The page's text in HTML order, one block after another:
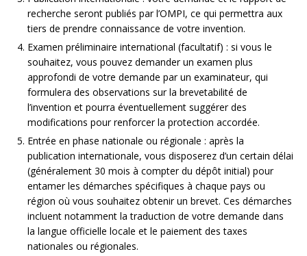
recherche seront publiés par l’OMPI, ce qui permettra aux
tiers de prendre connaissance de votre invention.
Examen préliminaire international (facultatif) : si vous le
souhaitez, vous pouvez demander un examen plus
approfondi de votre demande par un examinateur, qui
formulera des observations sur la brevetabilité de
l’invention et pourra éventuellement suggérer des
modifications pour renforcer la protection accordée.
Entrée en phase nationale ou régionale : après la
publication internationale, vous disposerez d’un certain délai
(généralement 30 mois à compter du dépôt initial) pour
entamer les démarches spécifiques à chaque pays ou
région où vous souhaitez obtenir un brevet. Ces démarches
incluent notamment la traduction de votre demande dans
la langue officielle locale et le paiement des taxes
nationales ou régionales.